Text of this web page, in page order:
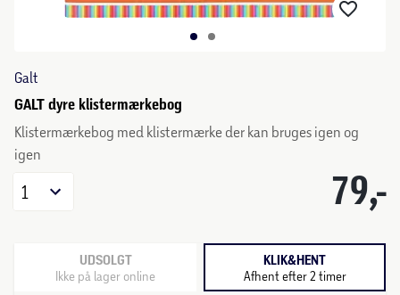
Galt
GALT dyre klistermærkebog
Klistermærkebog med klistermærke der kan bruges igen og
igen
79,-
1
UDSOLGT
Ikke på lager online
KLIK&HENT
Afhent efter 2 timer